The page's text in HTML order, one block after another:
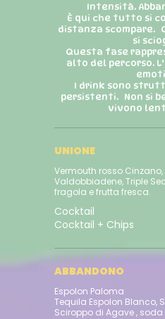
Intensità.
È qui che tutto si
distanza scompare.
si
Questa fase
alto del percorso.
I drink sono
persistenti. Non si
vivono
UNIONE
Vermouth rosso Cinzano,
Valdobbiadene, Triple
fragola e frutta fresca.
Cocktail
Cocktail + Chips
ABBANDONO
Espolon Paloma
Tequila Espolon Blanco,
Sciroppo di Agave ,